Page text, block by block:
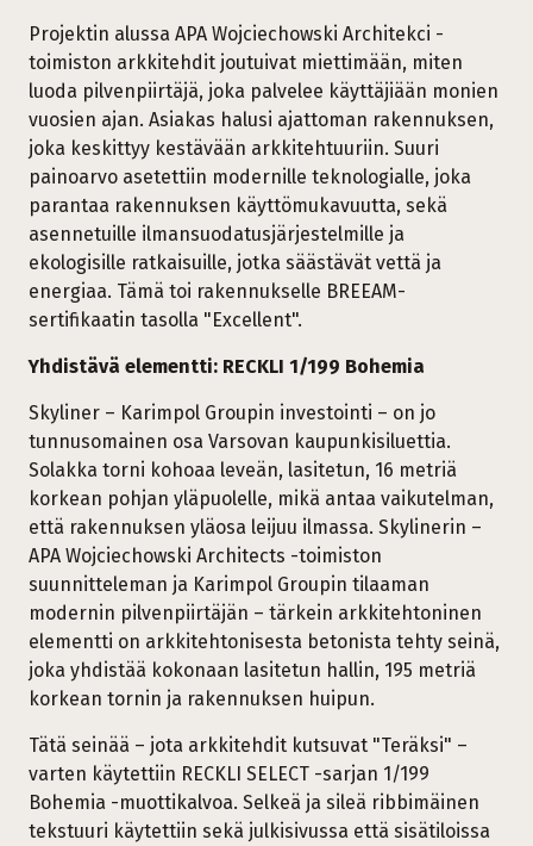
Projektin alussa APA Wojciechowski Architekci -
toimiston arkkitehdit joutuivat miettimään, miten
luoda pilvenpiirtäjä, joka palvelee käyttäjiään monien
vuosien ajan. Asiakas halusi ajattoman rakennuksen,
joka keskittyy kestävään arkkitehtuuriin. Suuri
painoarvo asetettiin modernille teknologialle, joka
parantaa rakennuksen käyttömukavuutta, sekä
asennetuille ilmansuodatusjärjestelmille ja
ekologisille ratkaisuille, jotka säästävät vettä ja
energiaa. Tämä toi rakennukselle BREEAM-
sertifikaatin tasolla "Excellent".
Yhdistävä elementti: RECKLI 1/199 Bohemia
Skyliner – Karimpol Groupin investointi – on jo
tunnusomainen osa Varsovan kaupunkisiluettia.
Solakka torni kohoaa leveän, lasitetun, 16 metriä
korkean pohjan yläpuolelle, mikä antaa vaikutelman,
että rakennuksen yläosa leijuu ilmassa. Skylinerin –
APA Wojciechowski Architects -toimiston
suunnitteleman ja Karimpol Groupin tilaaman
modernin pilvenpiirtäjän – tärkein arkkitehtoninen
elementti on arkkitehtonisesta betonista tehty seinä,
joka yhdistää kokonaan lasitetun hallin, 195 metriä
korkean tornin ja rakennuksen huipun.
Tätä seinää – jota arkkitehdit kutsuvat "Teräksi" –
varten käytettiin RECKLI SELECT -sarjan 1/199
Bohemia -muottikalvoa. Selkeä ja sileä ribbimäinen
tekstuuri käytettiin sekä julkisivussa että sisätiloissa